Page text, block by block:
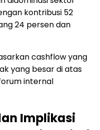
kontribusi 52
24 persen dan
cashflow yang
yang besar di atas
internal
Implikasi